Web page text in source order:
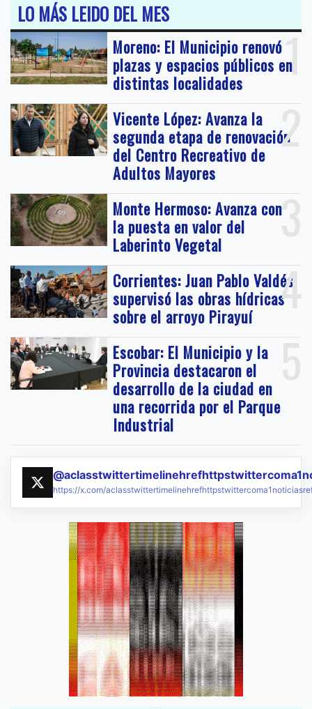
LO MÁS LEIDO DEL MES
1
Moreno: El Municipio renovó
plazas y espacios públicos en
distintas localidades
2
Vicente López: Avanza la
segunda etapa de renovación
del Centro Recreativo de
Adultos Mayores
3
Monte Hermoso: Avanza con
la puesta en valor del
Laberinto Vegetal
4
Corrientes: Juan Pablo Valdés
supervisó las obras hídricas
sobre el arroyo Pirayuí
5
Escobar: El Municipio y la
Provincia destacaron el
desarrollo de la ciudad en
una recorrida por el Parque
Industrial
https://x.com/